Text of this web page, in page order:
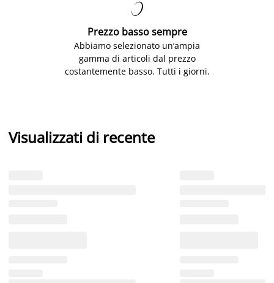

Prezzo basso sempre
Abbiamo selezionato un’ampia
gamma di articoli dal prezzo
costantemente basso. Tutti i giorni.
Visualizzati di recente